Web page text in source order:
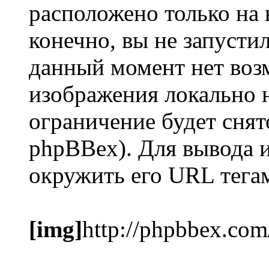
расположено только
конечно, вы не
данный момент нет
изображения локально
ограничение будет
phpBBex). Для вывода
окружить его URL
[img]http://